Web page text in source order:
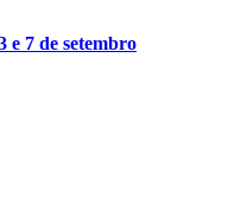
e 7 de setembro